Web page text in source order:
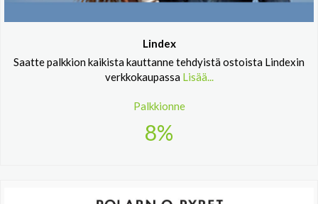
Lindex
Saatte palkkion kaikista kauttanne tehdyistä ostoista Lindexin
verkkokaupassa Lisää...
Palkkionne
8%